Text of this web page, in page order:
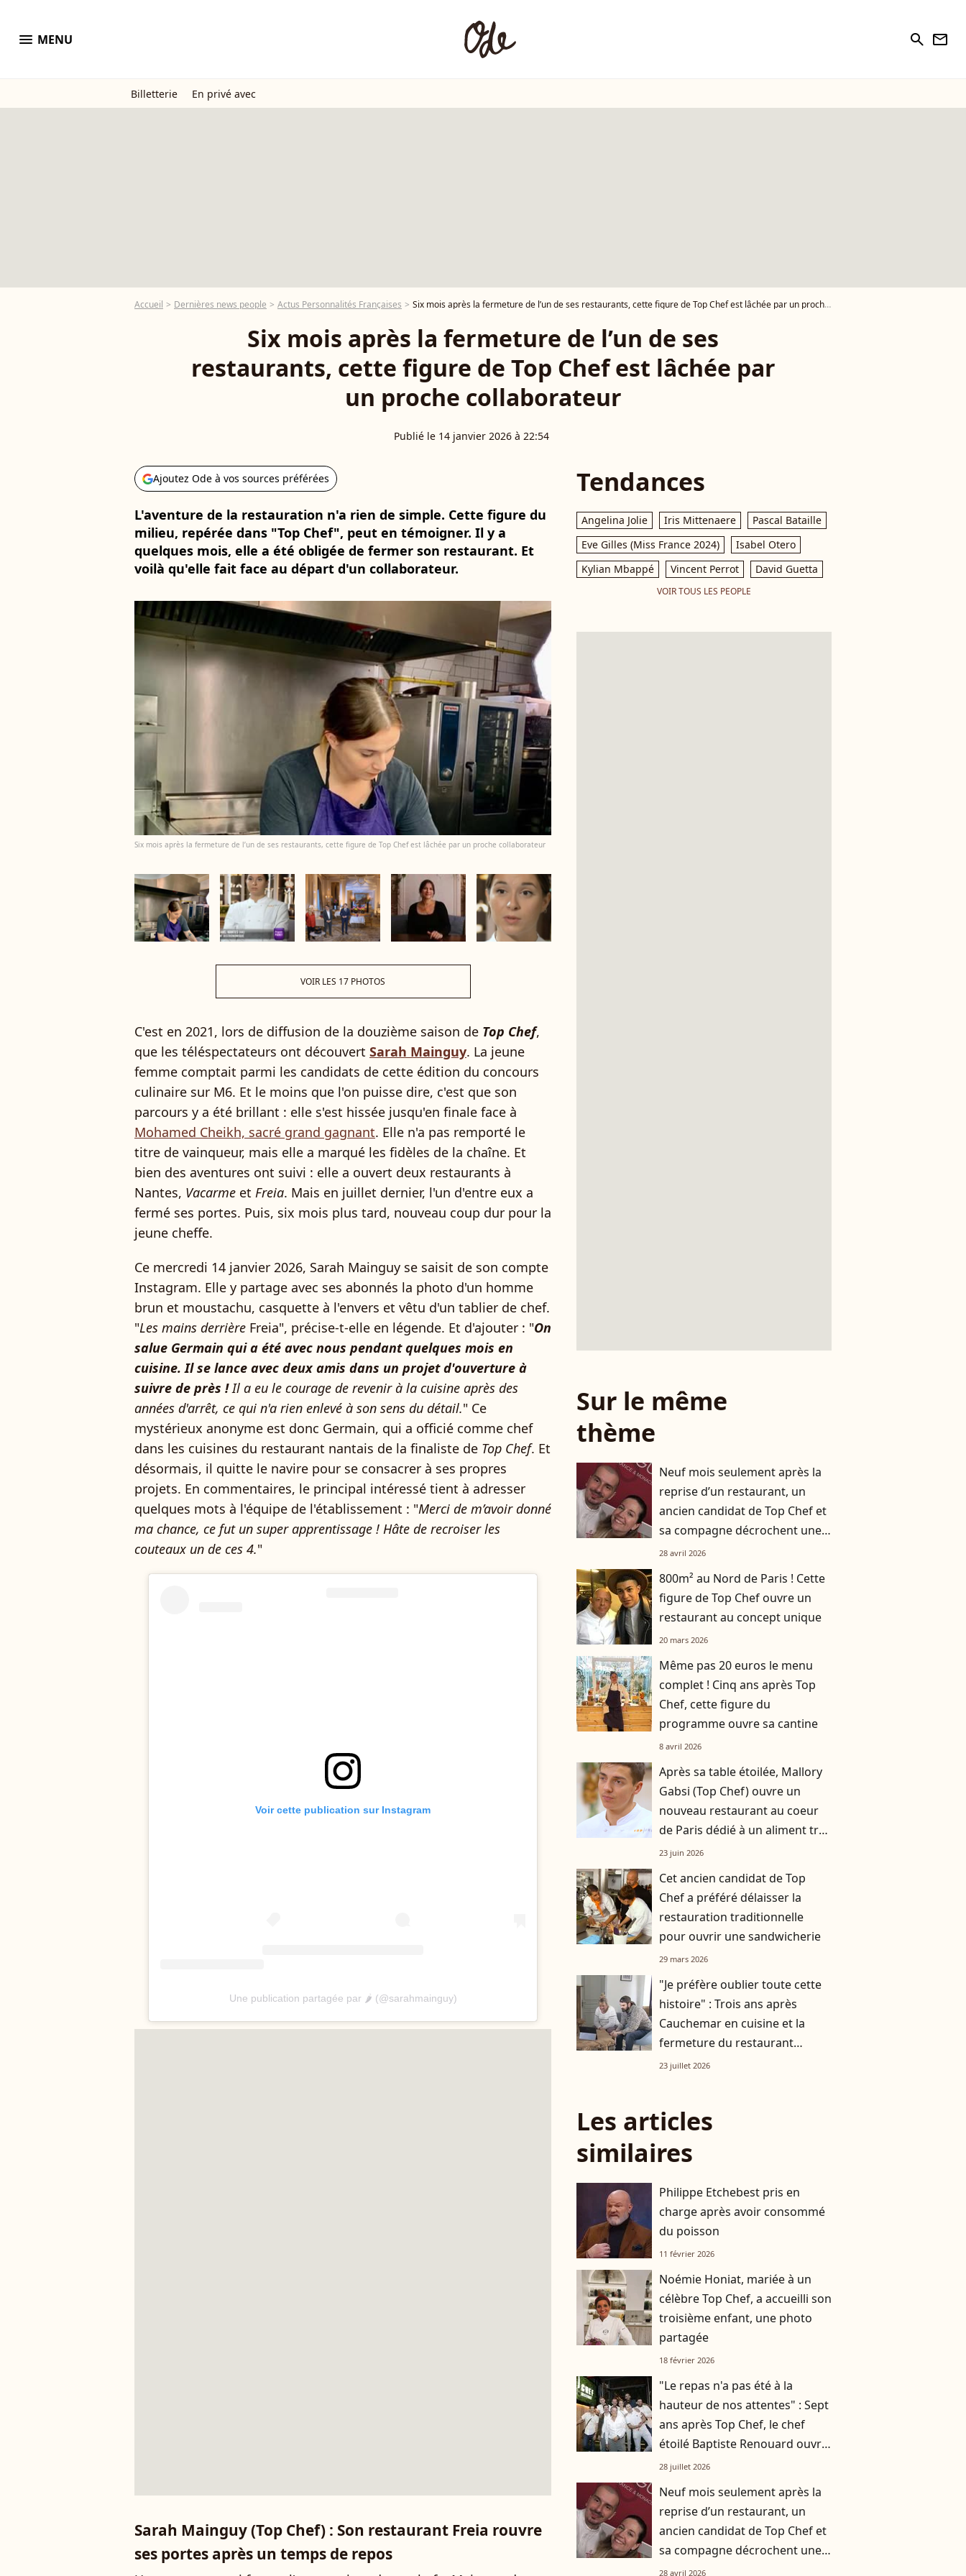
menu MENU search newsletter
Billetterie En privé avec
Accueil Dernières news people Actus Personnalités Françaises Six mois après la fermeture de l’un de ses restaurants, cette figure de Top Chef est lâchée par un proche collaborateur
Six mois après la fermeture de l’un de ses
restaurants, cette figure de Top Chef est lâchée par
un proche collaborateur
Publié le 14 janvier 2026 à 22:54
Ajoutez Ode à vos sources préférées
L'aventure de la restauration n'a rien de simple. Cette figure du
milieu, repérée dans "Top Chef", peut en témoigner. Il y a
quelques mois, elle a été obligée de fermer son restaurant. Et
voilà qu'elle fait face au départ d'un collaborateur.
Six mois après la fermeture de l’un de ses restaurants, cette figure de Top Chef est lâchée par un proche collaborateur
VOIR LES 17 PHOTOS
C'est en 2021, lors de diffusion de la douzième saison de Top Chef,
que les téléspectateurs ont découvert Sarah Mainguy. La jeune
femme comptait parmi les candidats de cette édition du concours
culinaire sur M6. Et le moins que l'on puisse dire, c'est que son
parcours y a été brillant : elle s'est hissée jusqu'en finale face à
Mohamed Cheikh, sacré grand gagnant. Elle n'a pas remporté le
titre de vainqueur, mais elle a marqué les fidèles de la chaîne. Et
bien des aventures ont suivi : elle a ouvert deux restaurants à
Nantes, Vacarme et Freia. Mais en juillet dernier, l'un d'entre eux a
fermé ses portes. Puis, six mois plus tard, nouveau coup dur pour la
jeune cheffe.
Ce mercredi 14 janvier 2026, Sarah Mainguy se saisit de son compte
Instagram. Elle y partage avec ses abonnés la photo d'un homme
brun et moustachu, casquette à l'envers et vêtu d'un tablier de chef.
"Les mains derrière Freia", précise-t-elle en légende. Et d'ajouter : "On
salue Germain qui a été avec nous pendant quelques mois en
cuisine. Il se lance avec deux amis dans un projet d'ouverture à
suivre de près !Il a eu le courage de revenir à la cuisine après des
années d'arrêt, ce qui n'a rien enlevé à son sens du détail." Ce
mystérieux anonyme est donc Germain, qui a officié comme chef
dans les cuisines du restaurant nantais de la finaliste de Top Chef. Et
désormais, il quitte le navire pour se consacrer à ses propres
projets. En commentaires, le principal intéressé tient à adresser
quelques mots à l'équipe de l'établissement : "Merci de m’avoir donné
ma chance, ce fut un super apprentissage ! Hâte de recroiser les
couteaux un de ces 4."
Voir cette publication sur Instagram
Une publication partagée par 🌶 (@sarahmainguy)
Sarah Mainguy (Top Chef) : Son restaurant Freia rouvre
ses portes après un temps de repos
Tendances
Angelina Jolie Iris Mittenaere
Pascal Bataille
Eve Gilles (Miss France 2024)
Isabel Otero
Kylian Mbappé
Vincent Perrot David Guetta
VOIR TOUS LES PEOPLE
Sur le même
thème
Neuf mois seulement après la
reprise d’un restaurant, un
ancien candidat de Top Chef et
sa compagne décrochent une
étoile au guide Michelin !
28 avril 2026
800m² au Nord de Paris ! Cette
figure de Top Chef ouvre un
restaurant au concept unique
20 mars 2026
Même pas 20 euros le menu
complet ! Cinq ans après Top
Chef, cette figure du
programme ouvre sa cantine
8 avril 2026
Après sa table étoilée, Mallory
Gabsi (Top Chef) ouvre un
nouveau restaurant au coeur
de Paris dédié à un aliment très
populaire !
23 juin 2026
Cet ancien candidat de Top
Chef a préféré délaisser la
restauration traditionnelle
pour ouvrir une sandwicherie
29 mars 2026
"Je préfère oublier toute cette
histoire" : Trois ans après
Cauchemar en cuisine et la
fermeture du restaurant
familial, que deviennent
23 juillet 2026
Les articles
similaires
Philippe Etchebest pris en
charge après avoir consommé
du poisson
11 février 2026
Noémie Honiat, mariée à un
célèbre Top Chef, a accueilli son
troisième enfant, une photo
partagée
18 février 2026
"Le repas n'a pas été à la
hauteur de nos attentes" : Sept
ans après Top Chef, le chef
étoilé Baptiste Renouard ouvre
un nouveau chapitre
28 juillet 2026
Neuf mois seulement après la
reprise d’un restaurant, un
ancien candidat de Top Chef et
sa compagne décrochent une
étoile au guide Michelin !
28 avril 2026